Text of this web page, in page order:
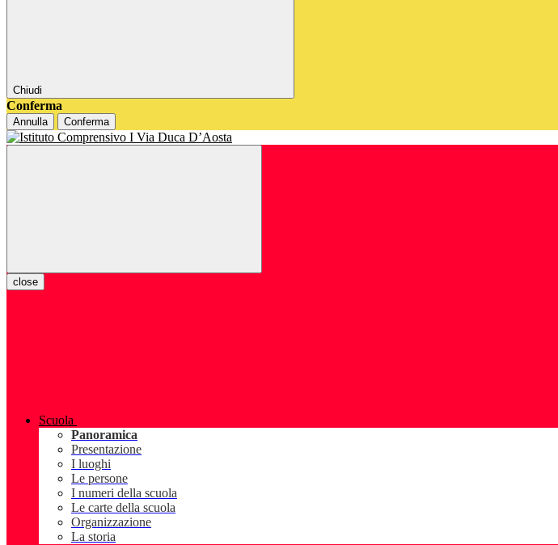
Chiudi
Conferma
Annulla Conferma
close
Scuola
Panoramica
Presentazione
I luoghi
Le persone
I numeri della scuola
Le carte della scuola
Organizzazione
La storia